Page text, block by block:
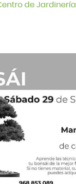
de Jardinería